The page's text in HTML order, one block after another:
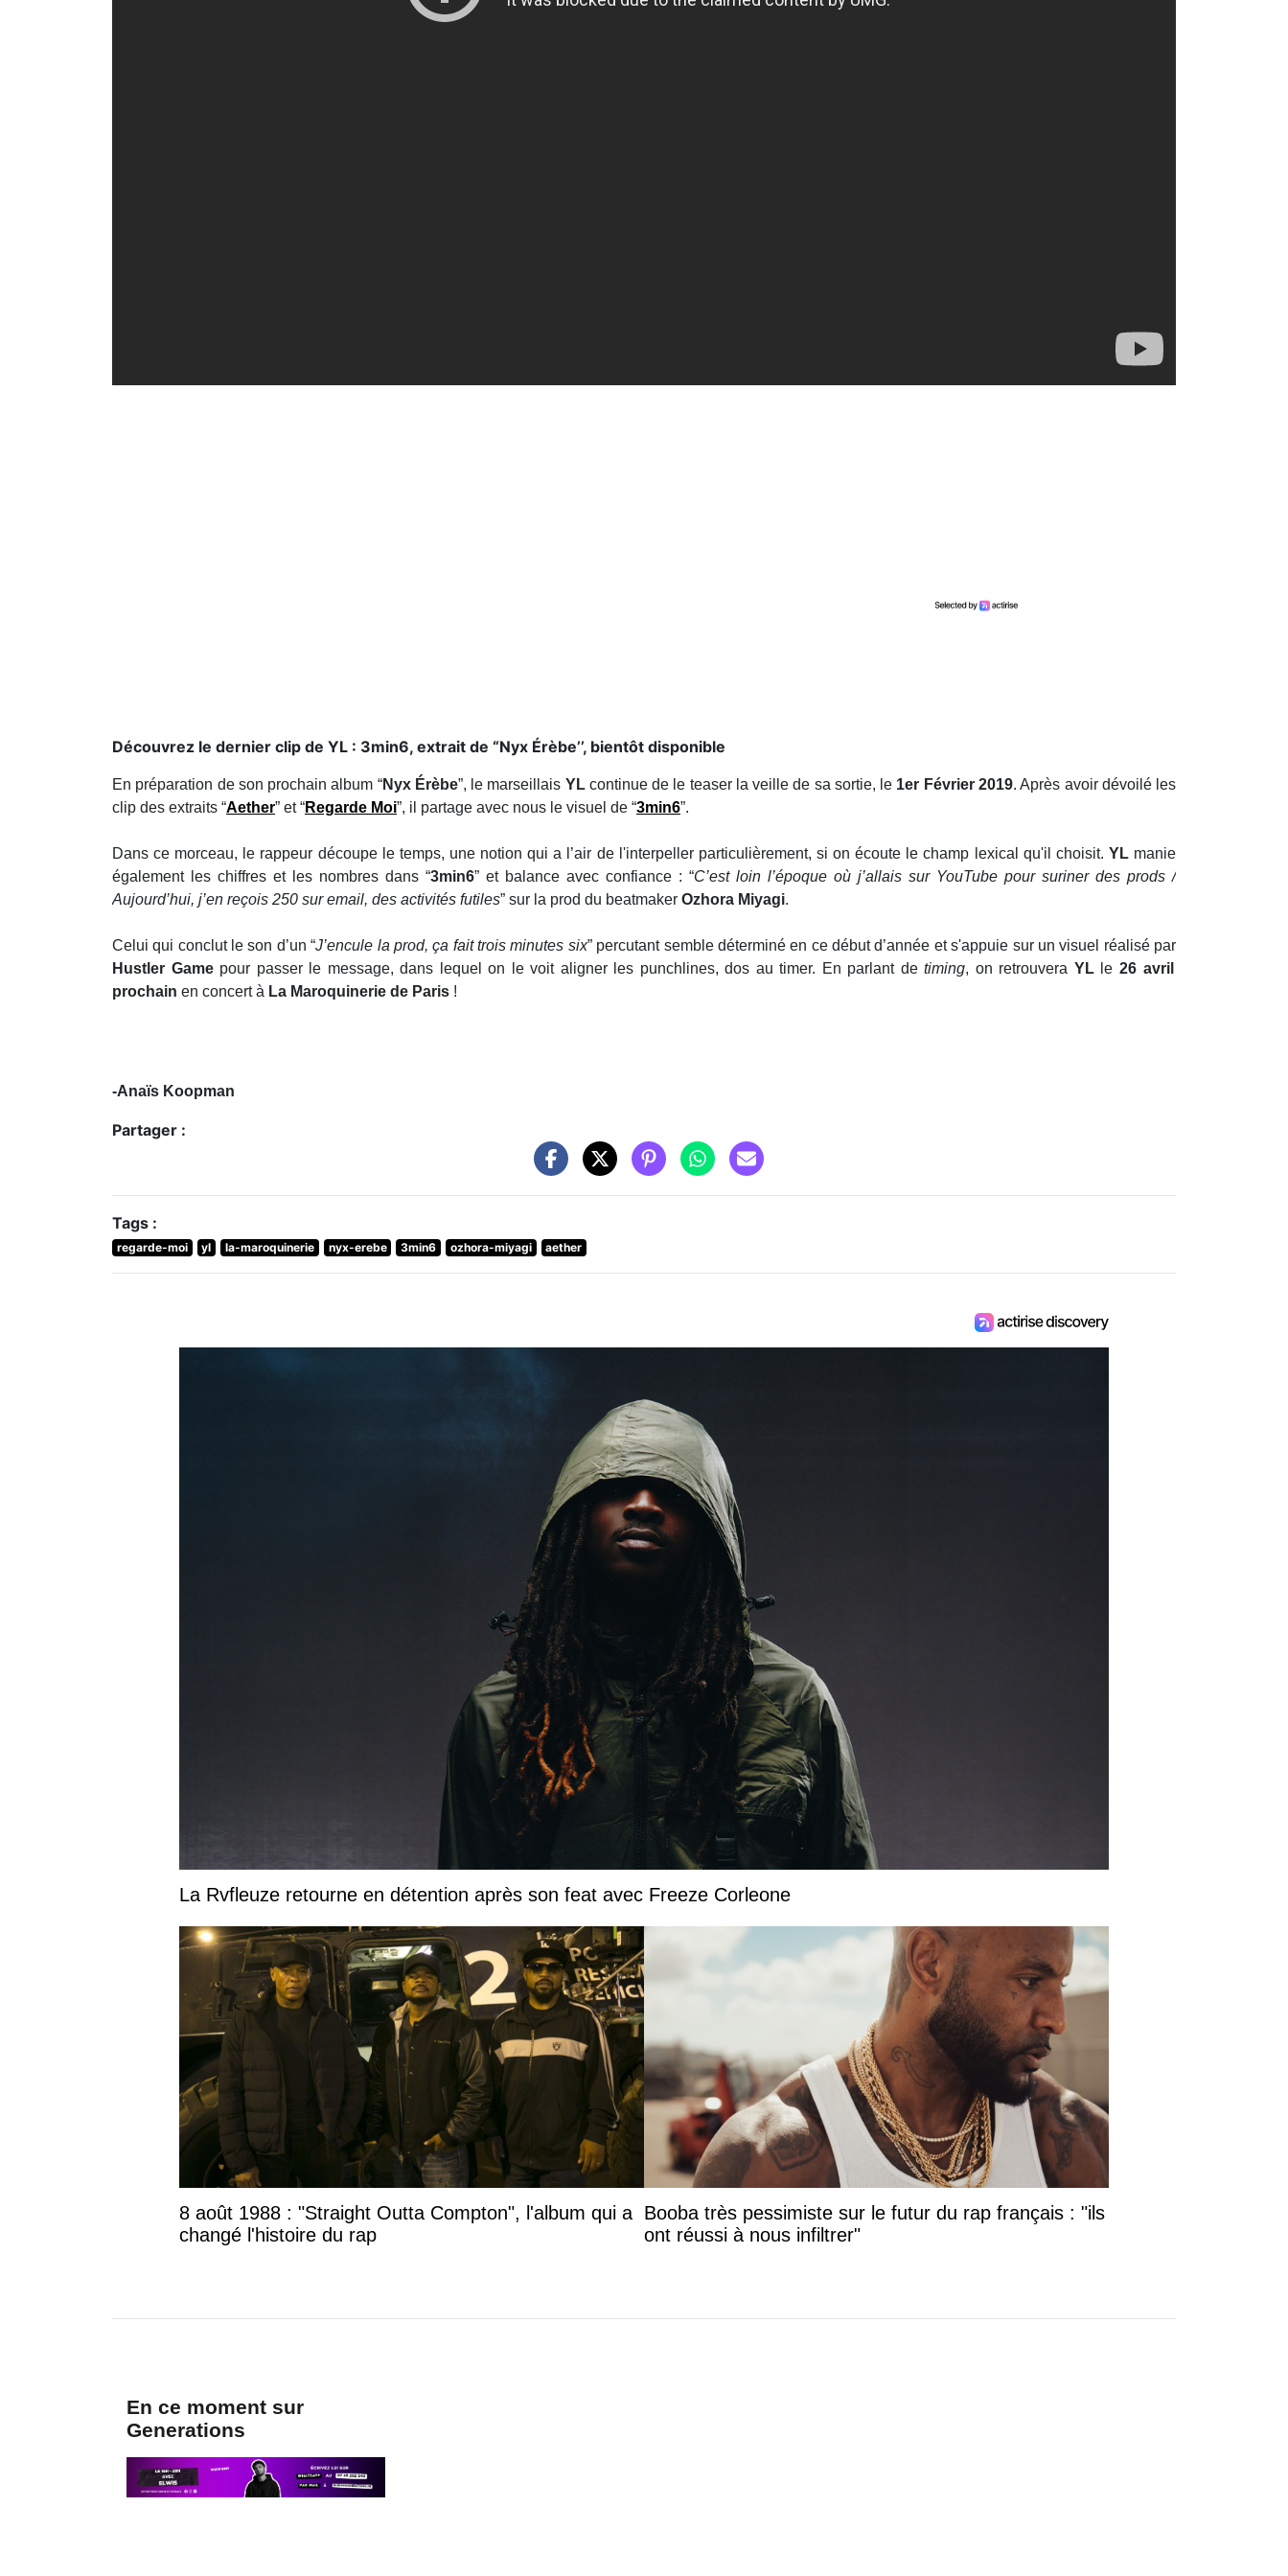
Découvrez le dernier clip de YL : 3min6, extrait de “Nyx Érèbe’’, bientôt disponible
En préparation de son prochain album “Nyx Érèbe”, le marseillais YLcontinue de le teaser la veille de sa sortie, le 1er Février 2019. Après avoir dévoilé les
clip des extraits “Aether” et “Regarde Moi”, il partage avec nous le visuel de “3min6”.
Dans ce morceau, le rappeur découpe le temps, une notion qui a l’air de l'interpeller particulièrement, si on écoute le champ lexical qu'il choisit. YLmanie
également les chiffres et les nombres dans “3min6” et balance avec confiance : “C’est loin l’époque où j’allais sur YouTube pour suriner des prods /
Aujourd’hui, j’en reçois 250 sur email, des activités futiles” sur la prod du beatmaker Ozhora Miyagi.
Celui qui conclut le son d’un “J’encule la prod, ça fait trois minutes six” percutant semble déterminé en ce début d’année et s'appuie sur un visuel réalisé par
Hustler Gamepour passer le message, dans lequel on le voit aligner les punchlines, dos au timer. En parlant detiming, on retrouvera YLle26 avril
prochain en concert à La Maroquinerie de Paris !
-Anaïs Koopman
Partager :
Tags :
regarde-moi yl la-maroquinerie nyx-erebe 3min6 ozhora-miyagi aether
La Rvfleuze retourne en détention après son feat avec Freeze Corleone
8 août 1988 : "Straight Outta Compton", l'album qui a
changé l'histoire du rap
Booba très pessimiste sur le futur du rap français : "ils
ont réussi à nous infiltrer"
En ce moment sur
Generations